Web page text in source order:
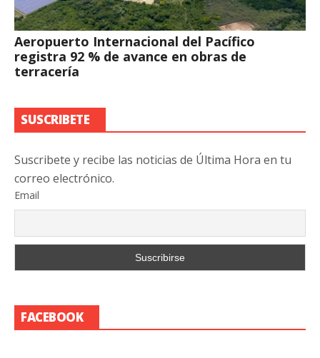
Aeropuerto Internacional del Pacífico
registra 92 % de avance en obras de
terracería
SUSCRIBETE
Suscribete y recibe las noticias de Última Hora en tu
correo electrónico.
Email
FACEBOOK